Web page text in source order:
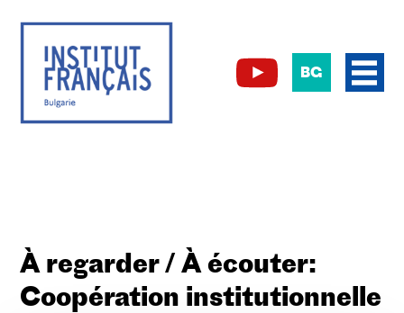
BG
À regarder / À écouter:
Coopération institutionnelle